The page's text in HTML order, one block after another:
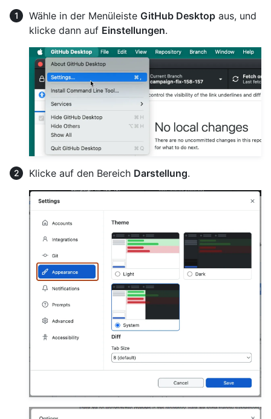
Wähle in der Menüleiste GitHub Desktop aus, und
klicke dann auf Einstellungen.
Klicke auf den Bereich Darstellung.